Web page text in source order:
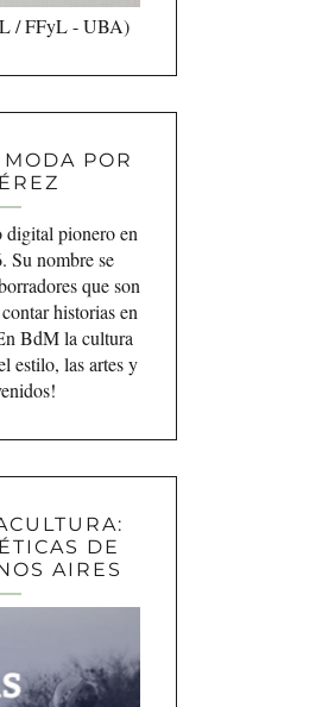
/ FFyL - UBA)
POR
pionero en
Su nombre se
que son
historias en
BdM la cultura
estilo, las artes y
DE
AIRES